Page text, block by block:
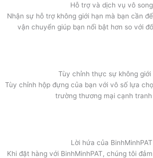
Hỗ trợ và dịch vụ vô song
Nhận sự hỗ trợ không giới hạn mà bạn cần
vận chuyển giúp bạn nổi bật hơn so với
Tùy chỉnh thực sự không giới
Tùy chỉnh hộp đựng của bạn với vô số lựa
trường thương mại cạnh tranh
Lời hứa của BinhMinhPAT
Khi đặt hàng với BinhMinhPAT, chúng tôi